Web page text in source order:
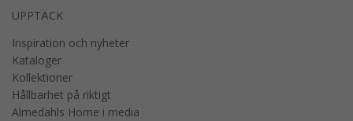
UPPTÄCK
Inspiration och nyheter
Kataloger
Kollektioner
Hållbarhet på riktigt
Almedahls Home i media